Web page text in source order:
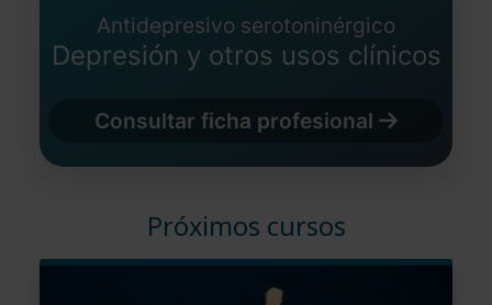
Antidepresivo serotoninérgico
Depresión y otros usos clínicos
Consultar ficha profesional
Próximos cursos